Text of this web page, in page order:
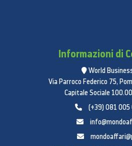
Informazioni di
World
Via Parroco Federico 75,
Capitale Sociale
(+39) 081 005